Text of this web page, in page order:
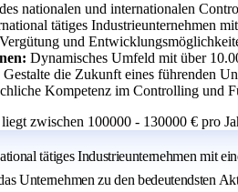
nationalen und internationalen
tätiges Industrieunternehmen
und
Dynamisches Umfeld mit über
Gestalte die Zukunft eines führenden
Kompetenz im Controlling und
zwischen 100000 - 130000 € pro
tätiges Industrieunternehmen mit
Unternehmen zu den bedeutendsten